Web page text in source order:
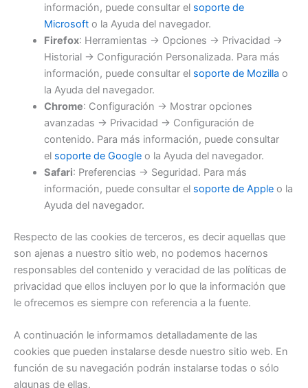
información, puede consultar el soporte de
Microsofto la Ayuda del navegador.
Firefox: Herramientas -> Opciones -> Privacidad ->
Historial -> Configuración Personalizada. Para más
información, puede consultar el soporte de Mozilla o
la Ayuda del navegador.
Chrome: Configuración -> Mostrar opciones
avanzadas -> Privacidad -> Configuración de
contenido. Para más información, puede consultar
el soporte de Googleo la Ayuda del navegador.
Safari: Preferencias -> Seguridad. Para más
información, puede consultar el soporte de Appleo la
Ayuda del navegador.
Respecto de las cookies de terceros, es decir aquellas que
son ajenas a nuestro sitio web, no podemos hacernos
responsables del contenido y veracidad de las políticas de
privacidad que ellos incluyen por lo que la información que
le ofrecemos es siempre con referencia a la fuente.
A continuación le informamos detalladamente de las
cookies que pueden instalarse desde nuestro sitio web. En
función de su navegación podrán instalarse todas o sólo
algunas de ellas.